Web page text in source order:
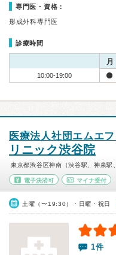
専門医・資格：
形成外科専門医
診療時間
月
10:00-19:00
医療法人社団エムエ
リニック渋谷院
東京都渋谷区神南（渋谷駅、神泉駅
電子決済可 マイナ受付
土曜（〜19:30）・日曜・祝日
1件